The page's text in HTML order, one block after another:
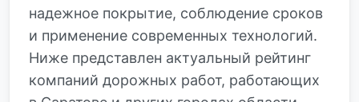
надежное покрытие, соблюдение сроков
и применение современных технологий.
Ниже представлен актуальный рейтинг
компаний дорожных работ, работающих